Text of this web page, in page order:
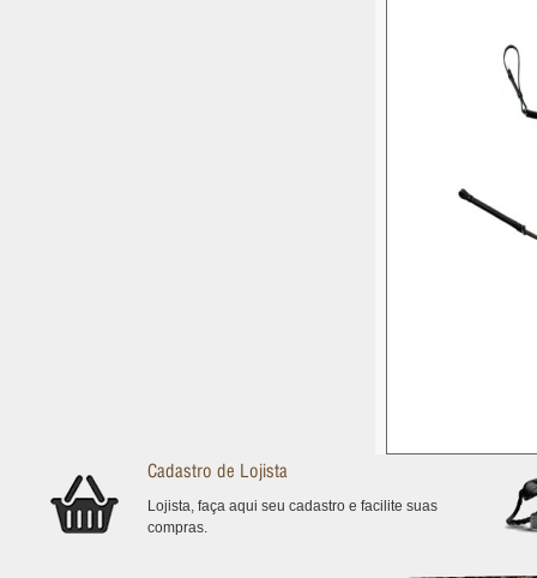
Cadastro de Lojista
Lojista, faça aqui seu cadastro e facilite suas
compras.